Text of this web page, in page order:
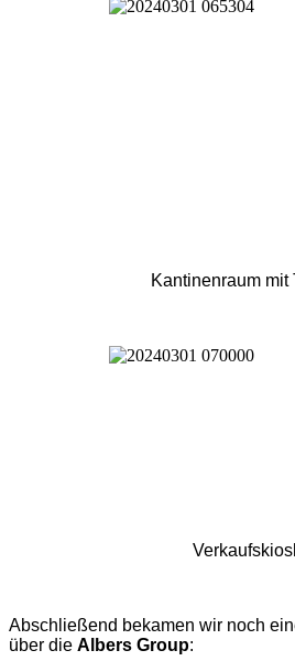
Kantinenraum mit
Abschließend bekamen wir noch
über die Albers Group: